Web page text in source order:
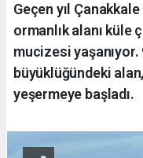
Geçen yıl
ormanlık alanı küle
mucizesi
büyüklüğündeki
yeşermeye başladı.